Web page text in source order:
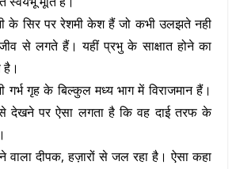
के सिर पर रेशमी केश हैं जो कभी उलझते नही
से लगते हैं। यहीं प्रभु के साक्षात होने का
है।
गर्भ गृह के बिल्कुल मध्य भाग में विराजमान हैं।
देखने पर ऐसा लगता है कि वह दाई तरफ के
वाला दीपक, हज़ारों से जल रहा है। ऐसा कहा